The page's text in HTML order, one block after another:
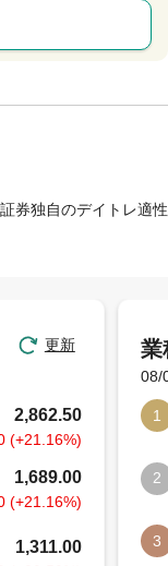
券独自のデイトレ適性